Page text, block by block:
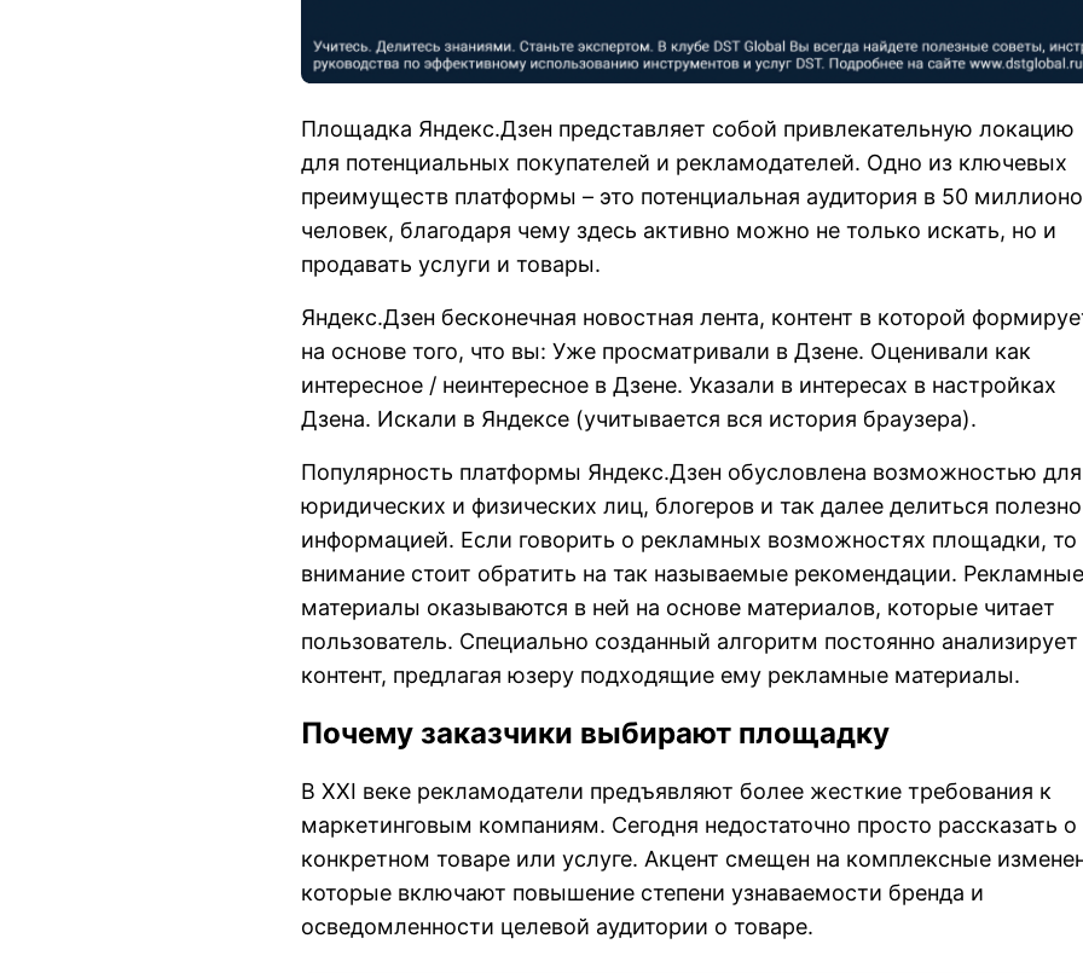
Площадка Яндекс.Дзен представляет собой привлекательную локацию
для потенциальных покупателей и рекламодателей. Одно из ключевых
преимуществ платформы – это потенциальная аудитория в 50
человек, благодаря чему здесь активно можно не только искать, но и
продавать услуги и товары.
Яндекс.Дзен бесконечная новостная лента, контент в которой
на основе того, что вы: Уже просматривали в Дзене. Оценивали как
интересное / неинтересное в Дзене. Указали в интересах в настройках
Дзена. Искали в Яндексе (учитывается вся история браузера).
Популярность платформы Яндекс.Дзен обусловлена возможностью для
юридических и физических лиц, блогеров и так далее делиться
информацией. Если говорить о рекламных возможностях площадки, то
внимание стоит обратить на так называемые рекомендации. Рекламные
материалы оказываются в ней на основе материалов, которые читает
пользователь. Специально созданный алгоритм постоянно анализирует
контент, предлагая юзеру подходящие ему рекламные материалы.
Почему заказчики выбирают площадку
В XXI веке рекламодатели предъявляют более жесткие требования к
маркетинговым компаниям. Сегодня недостаточно просто рассказать о
конкретном товаре или услуге. Акцент смещен на комплексные
которые включают повышение степени узнаваемости бренда и
осведомленности целевой аудитории о товаре.